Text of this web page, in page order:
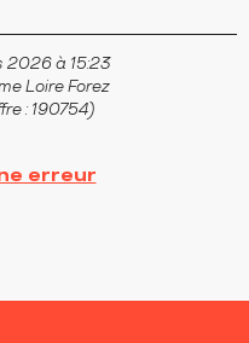
2026 à 15:23
Loire Forez
: 190754)
erreur